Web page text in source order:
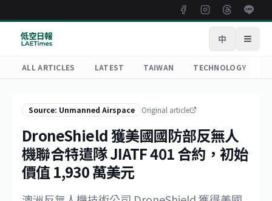
中 Open
ALL ARTICLES LATEST TAIWAN TECHNOLOGY
Source: Unmanned Airspace Original article
DroneShield 獲美國國防部反無人
機聯合特遣隊 JIATF 401 合約，初始
價值 1,930 萬美元